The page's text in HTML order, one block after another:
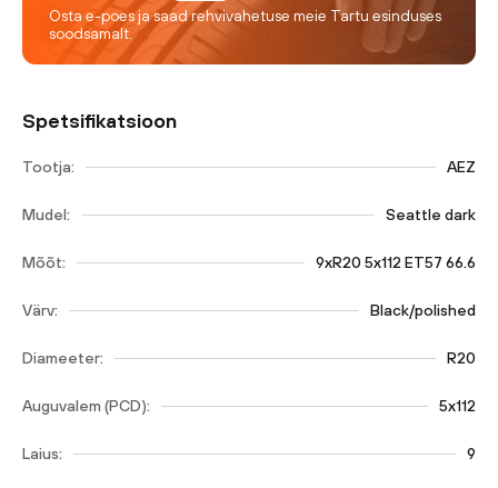
Osta e-poes ja saad rehvivahetuse meie Tartu esinduses
soodsamalt.
Spetsifikatsioon
Tootja: AEZ
Mudel: Seattle dark
Mõõt: 9xR20 5x112 ET57 66.6
Värv: Black/polished
Diameeter: R20
Auguvalem (PCD): 5x112
Laius: 9